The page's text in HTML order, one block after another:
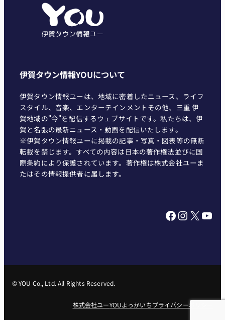
伊賀タウン情報YOUについて
伊賀タウン情報ユーは、地域に密着したニュース、ライフ
スタイル、音楽、エンターテインメントその他、三重 伊
賀地域の"今"を配信するウェブサイトです。私たちは、伊
賀と名張の最新ニュース・動画を配信いたします。
※伊賀タウン情報ユーに掲載の記事・写真・図表等の無断
転載を禁じます。すべての内容は日本の著作権法並びに国
際条約により保護されています。著作権は株式会社ユーま
たはその情報提供者に属します。
Facebook InstagramX YouTube
© YOU Co., Ltd. All Rights Reserved.
株式会社ユーYOUよっかいちプライバシーポリシー